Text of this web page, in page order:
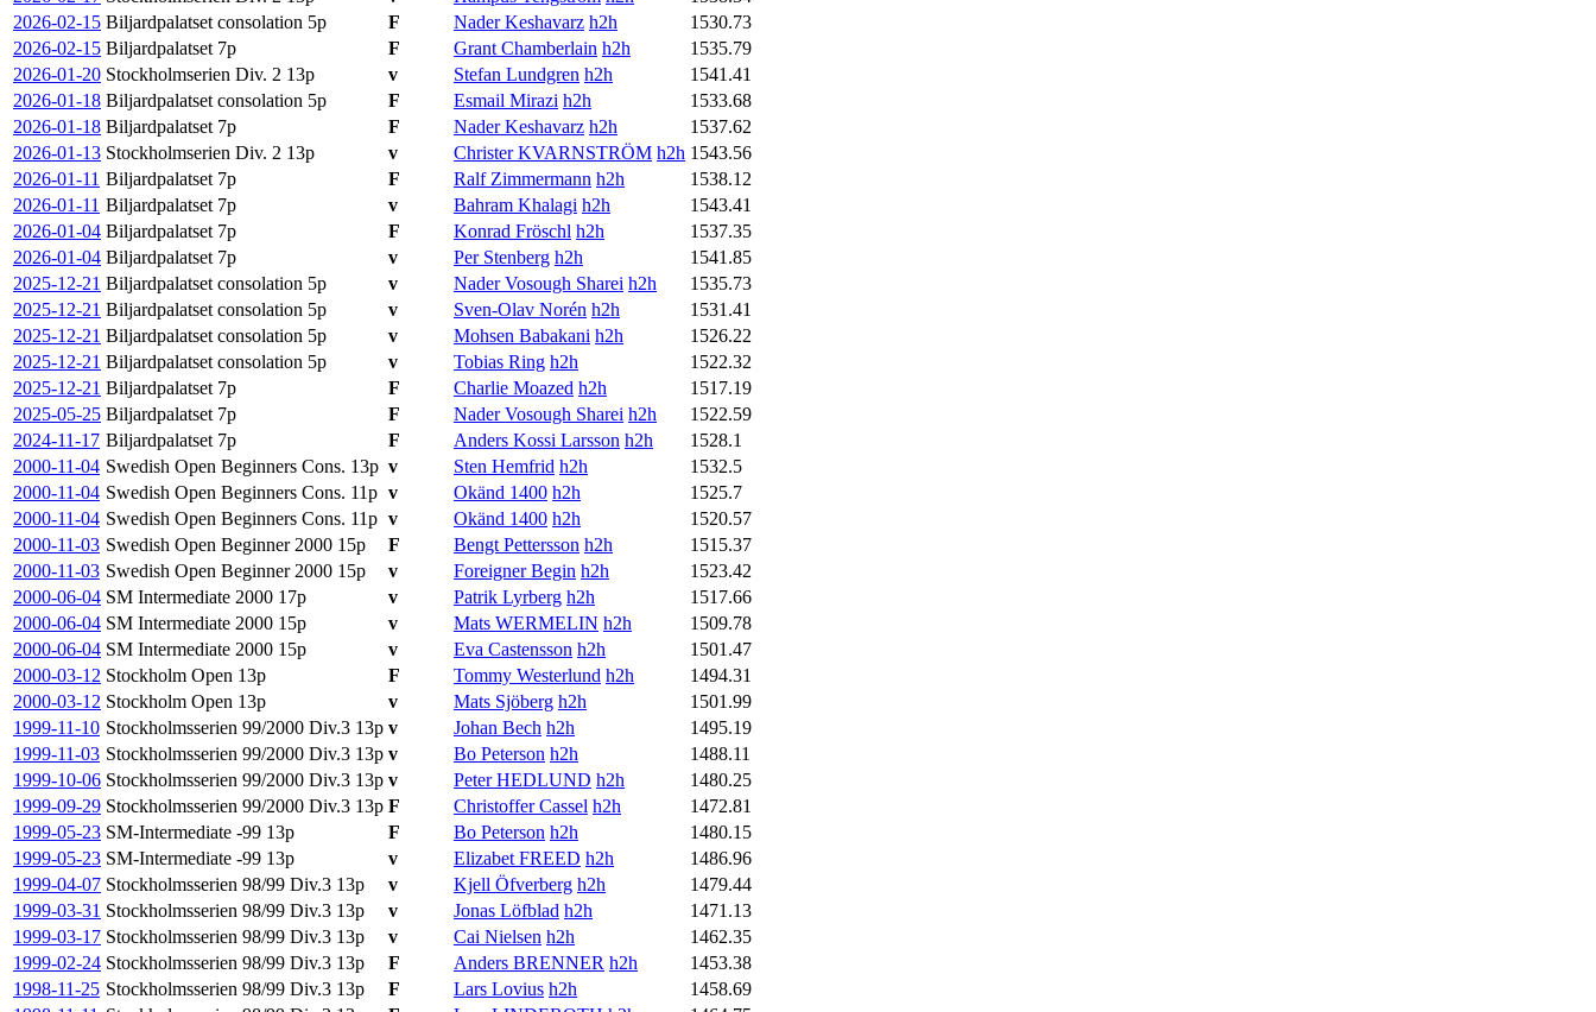
2026-02-15 Biljardpalatset consolation 5p F Nader Keshavarz h2h
1530.73
2026-02-15 Biljardpalatset 7p F Grant Chamberlain h2h
1535.79
2026-01-20 Stockholmserien Div. 2 13p v Stefan Lundgren h2h
1541.41
2026-01-18 Biljardpalatset consolation 5p F Esmail Mirazi h2h
1533.68
2026-01-18 Biljardpalatset 7p F Nader Keshavarz h2h
1537.62
2026-01-13 Stockholmserien Div. 2 13p v Christer KVARNSTRÖM h2h 1543.56
2026-01-11 Biljardpalatset 7p F Ralf Zimmermann h2h
1538.12
2026-01-11 Biljardpalatset 7p v Bahram Khalagi h2h
1543.41
2026-01-04 Biljardpalatset 7p F Konrad Fröschl h2h
1537.35
2026-01-04 Biljardpalatset 7p v Per Stenberg h2h
1541.85
2025-12-21 Biljardpalatset consolation 5p v Nader Vosough Sharei h2h
1535.73
2025-12-21 Biljardpalatset consolation 5p v Sven-Olav Norén h2h
1531.41
2025-12-21 Biljardpalatset consolation 5p v Mohsen Babakani h2h
1526.22
2025-12-21 Biljardpalatset consolation 5p v Tobias Ring h2h
1522.32
2025-12-21 Biljardpalatset 7p F Charlie Moazed h2h
1517.19
2025-05-25 Biljardpalatset 7p F Nader Vosough Sharei h2h
1522.59
2024-11-17 Biljardpalatset 7p F Anders Kossi Larsson h2h
1528.1
2000-11-04 Swedish Open Beginners Cons. 13p v Sten Hemfrid h2h
1532.5
2000-11-04 Swedish Open Beginners Cons. 11p v Okänd 1400 h2h
1525.7
2000-11-04 Swedish Open Beginners Cons. 11p v Okänd 1400 h2h
1520.57
2000-11-03 Swedish Open Beginner 2000 15p F Bengt Pettersson h2h
1515.37
2000-11-03 Swedish Open Beginner 2000 15p v Foreigner Begin h2h
1523.42
2000-06-04 SM Intermediate 2000 17p v Patrik Lyrberg h2h
1517.66
2000-06-04 SM Intermediate 2000 15p v Mats WERMELIN h2h
1509.78
2000-06-04 SM Intermediate 2000 15p v Eva Castensson h2h
1501.47
2000-03-12 Stockholm Open 13p F Tommy Westerlund h2h
1494.31
2000-03-12 Stockholm Open 13p v Mats Sjöberg h2h
1501.99
1999-11-10 Stockholmsserien 99/2000 Div.3 13p v Johan Bech h2h
1495.19
1999-11-03 Stockholmsserien 99/2000 Div.3 13p v Bo Peterson h2h
1488.11
1999-10-06 Stockholmsserien 99/2000 Div.3 13p v Peter HEDLUND h2h
1480.25
1999-09-29 Stockholmsserien 99/2000 Div.3 13p F Christoffer Cassel h2h
1472.81
1999-05-23 SM-Intermediate -99 13p F Bo Peterson h2h
1480.15
1999-05-23 SM-Intermediate -99 13p v Elizabet FREED h2h
1486.96
1999-04-07 Stockholmsserien 98/99 Div.3 13p v Kjell Öfverberg h2h
1479.44
1999-03-31 Stockholmsserien 98/99 Div.3 13p v Jonas Löfblad h2h
1471.13
1999-03-17 Stockholmsserien 98/99 Div.3 13p v Cai Nielsen h2h
1462.35
1999-02-24 Stockholmsserien 98/99 Div.3 13p F Anders BRENNER h2h
1453.38
1998-11-25 Stockholmsserien 98/99 Div.3 13p F Lars Lovius h2h
1458.69